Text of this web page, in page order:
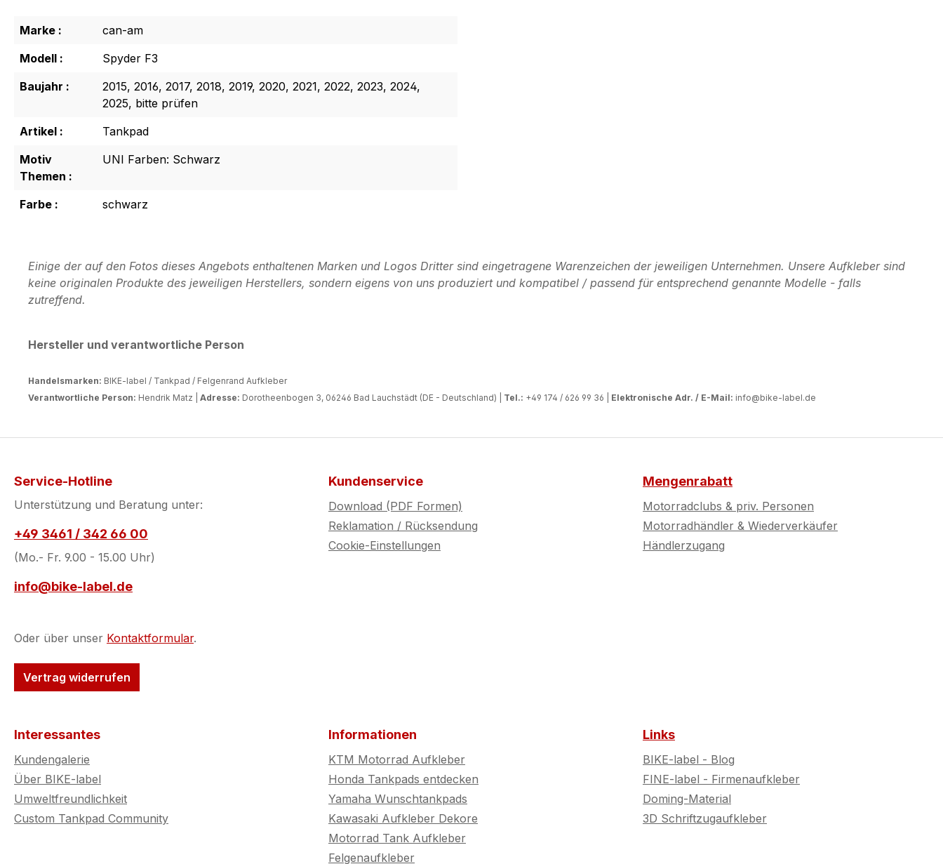
Marke :
can-am
Modell :
Spyder F3
Baujahr :
2015, 2016, 2017, 2018, 2019, 2020, 2021, 2022, 2023, 2024,
2025, bitte prüfen
Artikel :
Tankpad
Motiv
Themen :
UNI Farben: Schwarz
Farbe : schwarz
Einige der auf den Fotos dieses Angebots enthaltenen Marken und Logos Dritter sind eingetragene Warenzeichen der jeweiligen Unternehmen. Unsere Aufkleber sind
keine originalen Produkte des jeweiligen Herstellers, sondern eigens von uns produziert und kompatibel / passend für entsprechend genannte Modelle - falls
zutreffend.
Hersteller und verantwortliche Person
Handelsmarken: BIKE-label / Tankpad / Felgenrand Aufkleber
Verantwortliche Person: Hendrik Matz | Adresse: Dorotheenbogen 3, 06246 Bad Lauchstädt (DE - Deutschland) | Tel.: +49 174 / 626 99 36 | Elektronische Adr. / E-Mail: info@bike-label.de
Service-Hotline
Unterstützung und Beratung unter:
+49 3461 / 342 66 00
(Mo.- Fr. 9.00 - 15.00 Uhr)
info@bike-label.de
Oder über unser Kontaktformular.
Vertrag widerrufen
Kundenservice
Download (PDF Formen)
Reklamation / Rücksendung
Cookie-Einstellungen
Mengenrabatt
Motorradclubs & priv. Personen
Motorradhändler & Wiederverkäufer
Händlerzugang
Interessantes
Kundengalerie
Über BIKE-label
Umweltfreundlichkeit
Custom Tankpad Community
Informationen
KTM Motorrad Aufkleber
Honda Tankpads entdecken
Yamaha Wunschtankpads
Kawasaki Aufkleber Dekore
Motorrad Tank Aufkleber
Felgenaufkleber
Links
BIKE-label - Blog
FINE-label - Firmenaufkleber
Doming-Material
3D Schriftzugaufkleber